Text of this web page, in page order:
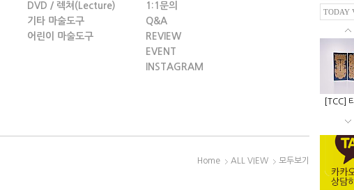
DVD / 렉쳐(Lecture)
기타 마술도구
어린이 마술도구
1:1문의
Q&A
REVIEW
EVENT
INSTAGRAM
TODAY
[TCC]
Home ALL VIEW 모두보기